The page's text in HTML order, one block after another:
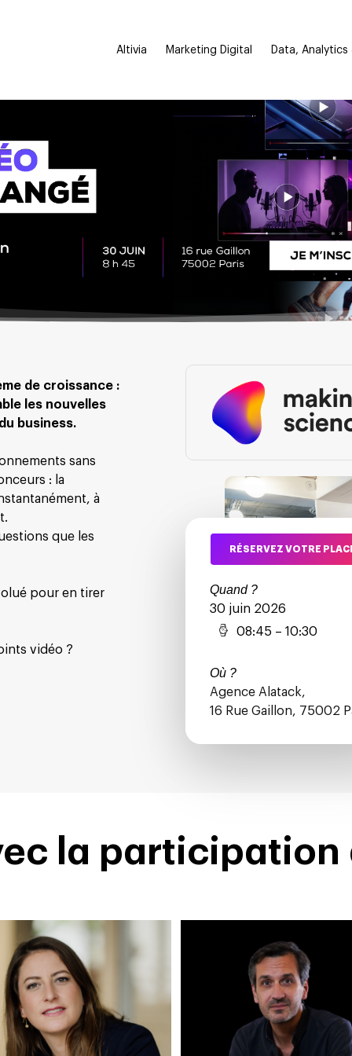
Altivia Marketing Digital Data,
de croissance :
les nouvelles
business.
sans
: la
à
que les
pour en tirer
vidéo ?
RÉSERVEZ VOTRE
Quand ?
30 juin 2026
08:45 – 10:30
Où ?
Agence Alatack,
16 Rue Gaillon, 75002
la participation